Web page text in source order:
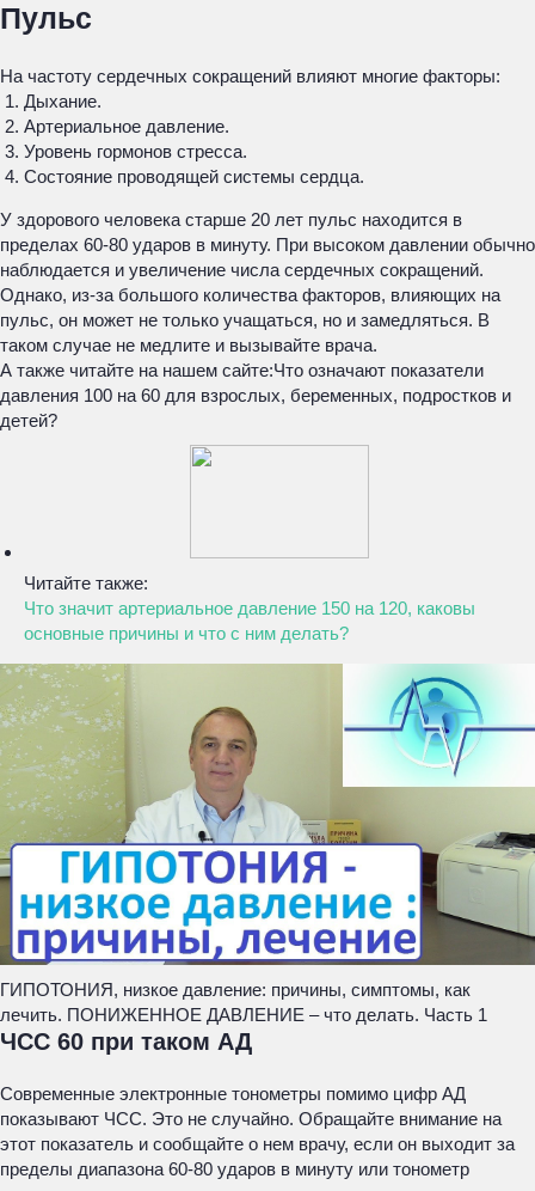
Пульс
На частоту сердечных сокращений влияют многие факторы:
Дыхание.
Артериальное давление.
Уровень гормонов стресса.
Состояние проводящей системы сердца.
У здорового человека старше 20 лет пульс находится в
пределах 60-80 ударов в минуту. При высоком давлении обычно
наблюдается и увеличение числа сердечных сокращений.
Однако, из-за большого количества факторов, влияющих на
пульс, он может не только учащаться, но и замедляться. В
таком случае не медлите и вызывайте врача.
А также читайте на нашем сайте:Что означают показатели
давления 100 на 60 для взрослых, беременных, подростков и
детей?
Читайте также:
Что значит артериальное давление 150 на 120, каковы
основные причины и что с ним делать?
ГИПОТОНИЯ, низкое давление: причины, симптомы, как
лечить. ПОНИЖЕННОЕ ДАВЛЕНИЕ – что делать. Часть 1
ЧСС 60 при таком АД
Современные электронные тонометры помимо цифр АД
показывают ЧСС. Это не случайно. Обращайте внимание на
этот показатель и сообщайте о нем врачу, если он выходит за
пределы диапазона 60-80 ударов в минуту или тонометр